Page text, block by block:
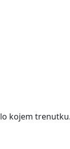
kojem trenutku.